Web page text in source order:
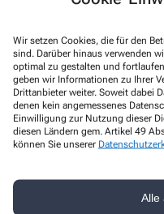
Wir setzen Cookies, die für den
sind. Darüber hinaus verwenden
optimal zu gestalten und
geben wir Informationen zu Ihrer
Drittanbieter weiter. Soweit dabei
denen kein angemessenes
Einwilligung zur Nutzung dieser
diesen Ländern gem. Artikel 49
können Sie unserer
Alle